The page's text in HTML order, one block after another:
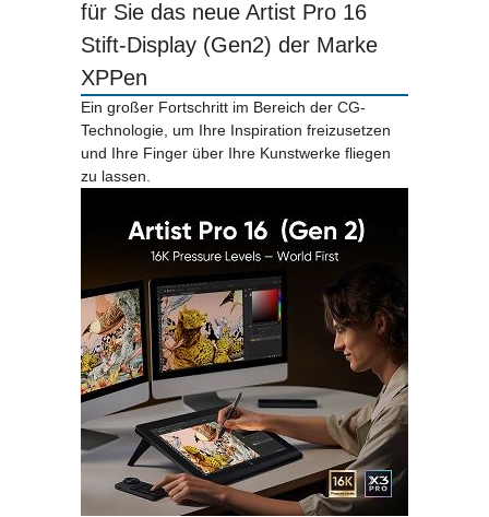
für Sie das neue Artist Pro 16
Stift-Display (Gen2) der Marke
XPPen
Ein großer Fortschritt im Bereich der CG-
Technologie, um Ihre Inspiration freizusetzen
und Ihre Finger über Ihre Kunstwerke fliegen
zu lassen.